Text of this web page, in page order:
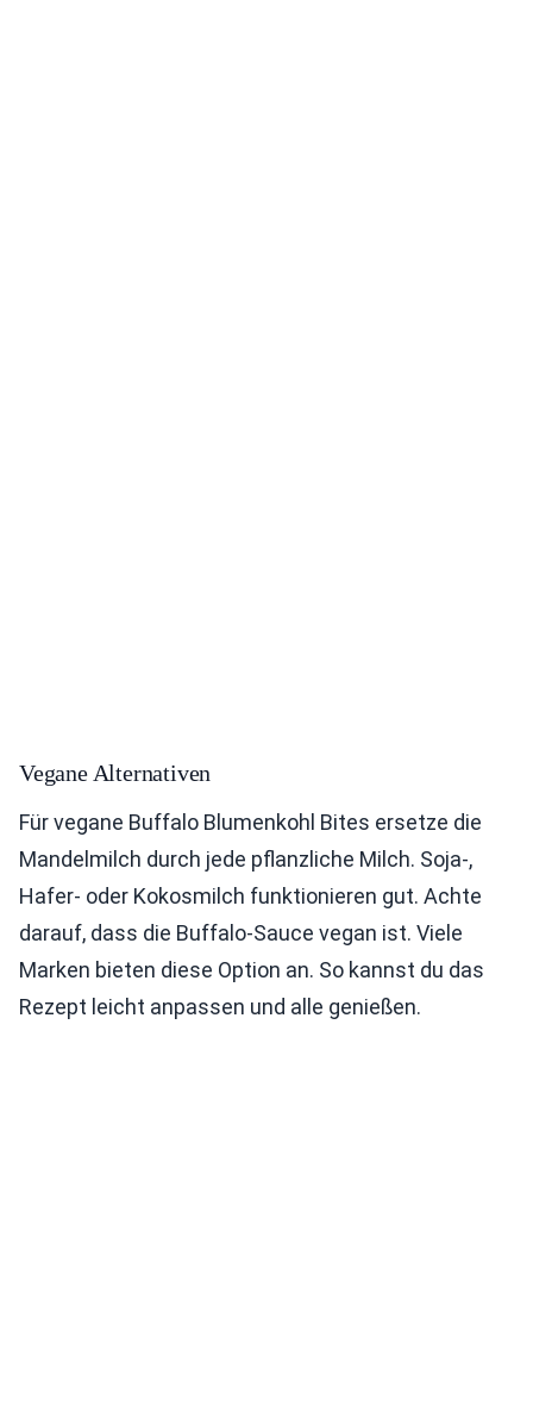
Vegane Alternativen
Für vegane Buffalo Blumenkohl Bites ersetze die
Mandelmilch durch jede pflanzliche Milch. Soja-,
Hafer- oder Kokosmilch funktionieren gut. Achte
darauf, dass die Buffalo-Sauce vegan ist. Viele
Marken bieten diese Option an. So kannst du das
Rezept leicht anpassen und alle genießen.